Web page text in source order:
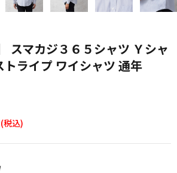
スマカジ３６５シャツ Ｙシャ
トライプ ワイシャツ 通年
(税込)